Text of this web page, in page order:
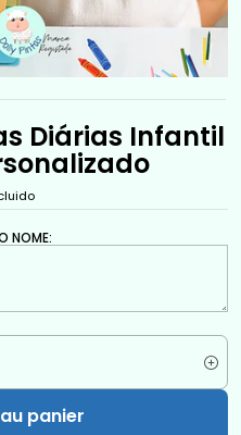
Diárias Infantil
NOME:
panier